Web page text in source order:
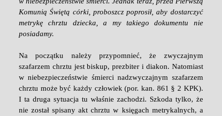
Komunią Świętą córki, proboszcz poprosił, aby dostarczyć
metrykę chrztu dziecka, a my takiego dokumentu nie
posiadamy.
Na początku należy przypomnieć, że zwyczajnym
szafarzem chrztu jest biskup, prezbiter i diakon. Natomiast
w niebezpieczeństwie śmierci nadzwyczajnym szafarzem
chrztu może być każdy człowiek (por. kan. 861 § 2 KPK).
I ta druga sytuacja tu właśnie zachodzi. Szkoda tylko, że
nie został spisany akt chrztu w księgach metrykalnych, a